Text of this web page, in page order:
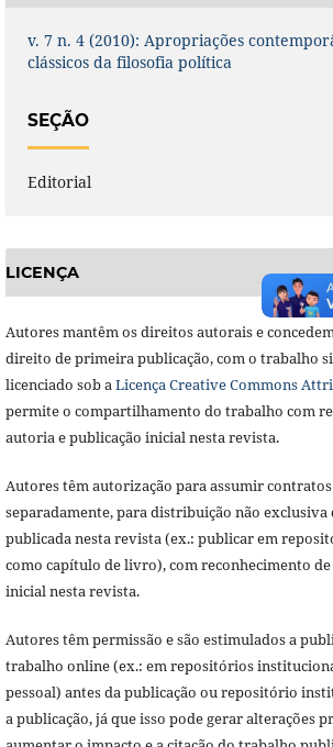
v. 7 n. 4 (2010): Apropriações
clássicos da filosofia política
SEÇÃO
Editorial
LICENÇA
Autores mantêm os direitos autorais e
direito de primeira publicação, com o trabalho
licenciado sob aLicença Creative Commons
permite o compartilhamento do trabalho com
autoria e publicação inicial nesta revista.
Autores têm autorização para assumir
separadamente, para distribuição não
publicada nesta revista (ex.: publicar em
como capítulo de livro), com reconhecimento
inicial nesta revista.
Autores têm permissão e são estimulados a
trabalho online (ex.: em repositórios
pessoal) antes da publicação ou repositório
a publicação, já que isso pode gerar alterações